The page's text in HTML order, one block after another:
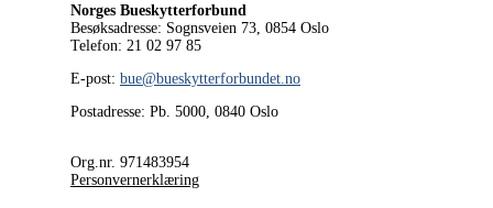
Norges Bueskytterforbund
Besøksadresse: Sognsveien 73, 0854 Oslo
Telefon: 21 02 97 85
E-post: bue@bueskytterforbundet.no
Postadresse: Pb. 5000, 0840 Oslo
Org.nr. 971483954
Personvernerklæring